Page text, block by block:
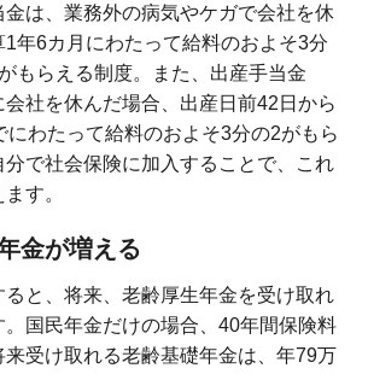
金は、業務外の病気やケガで会社を休
1年6カ月にわたって給料のおよそ3分
もらえる制度。また、出産手当金
社を休んだ場合、出産日前42日から
にわたって給料のおよそ3分の2がもら
分で社会保険に加入することで、これ
す。
金が増える
ると、将来、老齢厚生年金を受け取れ
。国民年金だけの場合、40年間保険料
来受け取れる老齢基礎年金は、年79万